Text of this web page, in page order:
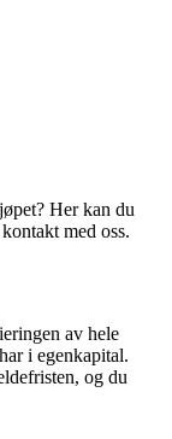
Her kan du
med oss.
av hele
i egenkapital.
og du